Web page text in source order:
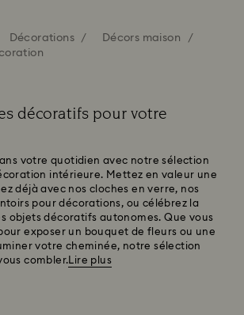
Décorations
Décors maison
décoratifs pour votre
votre quotidien avec notre sélection
intérieure. Mettez en valeur une
déjà avec nos cloches en verre, nos
pour décorations, ou célébrez la
objets décoratifs autonomes. Que vous
exposer un bouquet de fleurs ou une
votre cheminée, notre sélection
combler.Lire plus